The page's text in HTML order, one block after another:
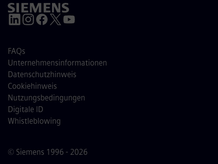
© Siemens 1996 - 2026
FAQs
Unternehmensinformationen
Datenschutzhinweis
Cookiehinweis
Nutzungsbedingungen
Digitale ID
Whistleblowing